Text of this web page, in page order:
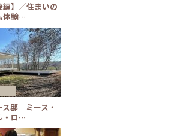
】／住まいの
体験…
ス邸 ミース・
・ロ…